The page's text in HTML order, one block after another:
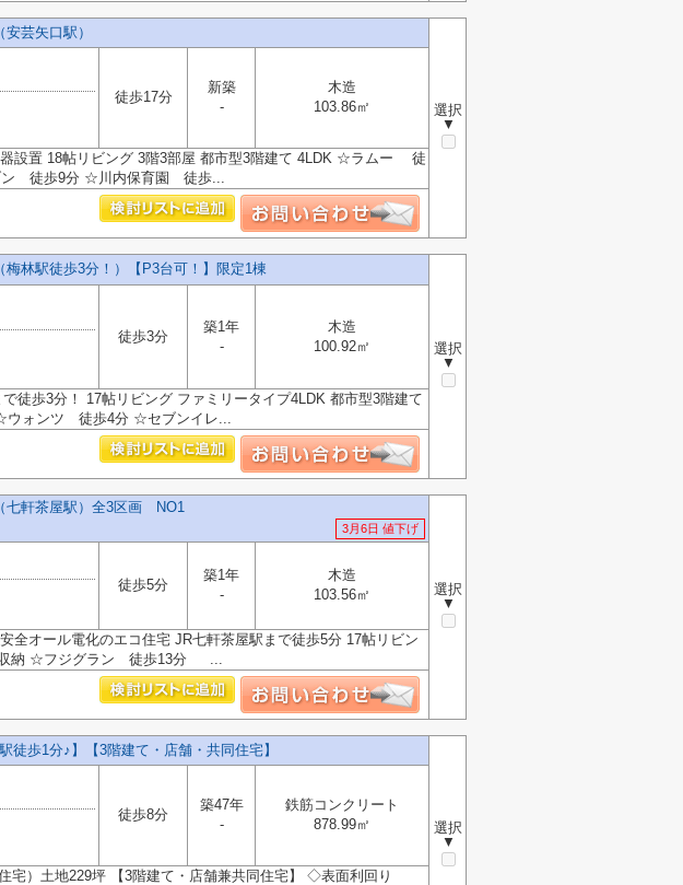
芸矢口駅）
選択
▼
徒歩17分
新築
-
木造
103.86㎡
設置 18帖リビング 3階3部屋 都市型3階建て 4LDK ☆ラムー 徒
徒歩9分 ☆川内保育園 徒歩...
梅林駅徒歩3分！）【P3台可！】限定1棟
選択
▼
徒歩3分
築1年
-
木造
100.92㎡
徒歩3分！ 17帖リビング ファミリータイプ4LDK 都市型3階建て
ォンツ 徒歩4分 ☆セブンイレ...
七軒茶屋駅）全3区画 NO1
3月6日 値下げ
選択
▼
徒歩5分
築1年
-
木造
103.56㎡
オール電化のエコ住宅 JR七軒茶屋駅まで徒歩5分 17帖リビン
収納 ☆フジグラン 徒歩13分 ...
徒歩1分♪】【3階建て・店舗・共同住宅】
選択
▼
徒歩8分
築47年
-
鉄筋コンクリート
878.99㎡
宅）土地229坪 【3階建て・店舗兼共同住宅】 ◇表面利回り